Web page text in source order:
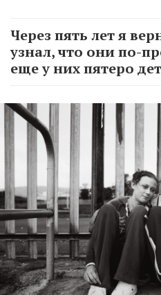
Через пять лет я
узнал, что они по-
еще у них пятеро